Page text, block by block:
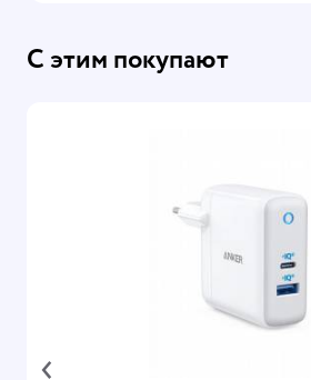
С этим покупают
‹